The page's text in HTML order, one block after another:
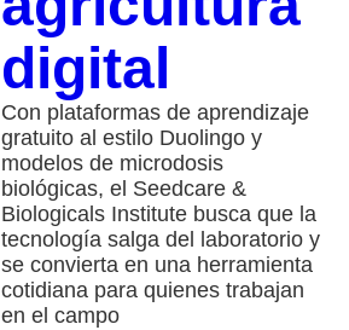
digital
Con plataformas de aprendizaje
gratuito al estilo Duolingo y
modelos de microdosis
biológicas, el Seedcare &
Biologicals Institute busca que la
tecnología salga del laboratorio y
se convierta en una herramienta
cotidiana para quienes trabajan
en el campo